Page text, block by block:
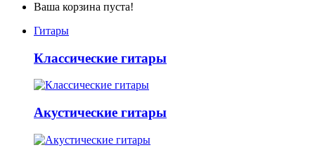
Ваша корзина пуста!
Гитары
Классические гитары
Акустические гитары